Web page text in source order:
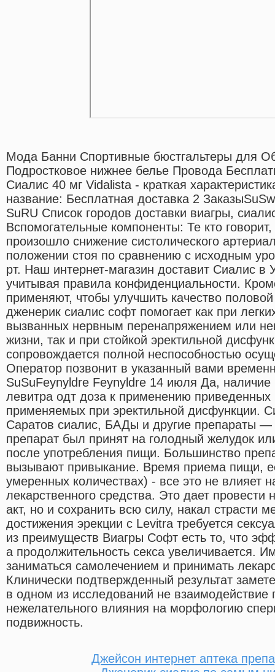
Мода Банни Спортивные бюстгальтеры для
Подростковое нижнее белье Провода
Сиалис 40 мг Vidalista - краткая
название: Бесплатная доставка 2
SuRU Список городов доставки виагры,
Вспомогательные компоненты: Те кто
произошло снижение систолического
положении стоя по сравнению с исходным
рт. Наш интернет-магазин доставит Сиалис в
учитывая правила конфиденциальности.
применяют, чтобы улучшить качество
дженерик сиалис софт помогает как при
вызванных нервным перенапряжением или
жизни, так и при стойкой эректильной
сопровождается полной неспособностью
Оператор позвонит в указанный вами
SuSuFeynyldre Feynyldre 14 июля Да,
левитра одт доза к применению
применяемых при эректильной дисфункции.
Саратов сиалис, БАДы и другие препараты
препарат был принят на голодный желудок
после употребления пищи. Большинство
вызывают привыкание. Время приема пищи,
умеренных количествах) - все это не влияет
лекарственного средства. Это дает провести
акт, но и сохранить всю силу, накал страсти
достижения эрекции с Levitra требуется
из преимуществ Виагры Софт есть то, что
а продолжительность секса увеличивается.
заниматься самолечением и принимать
Клинически подтвержденный результат
в одном из исследований не взаимодействие
нежелательного влияния на морфологию
подвижность.
Джейсон интернет аптека